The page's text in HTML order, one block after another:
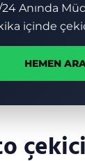
24 Anında
içinde
HEMEN